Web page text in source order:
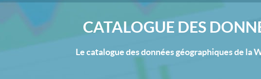
CATALOGUE DES
Le catalogue des données géographiques de la